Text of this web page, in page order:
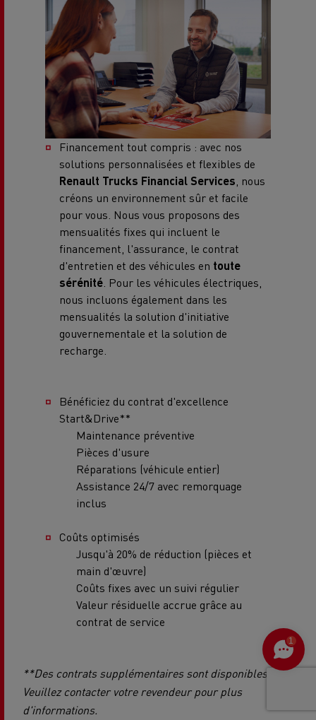
Financement tout compris : avec nos
solutions personnalisées et flexibles de
Renault Trucks Financial Services , nous
créons un environnement sûr et facile
pour vous. Nous vous proposons des
mensualités fixes qui incluent le
financement, l'assurance, le contrat
d'entretien et des véhicules en toute
sérénité . Pour les véhicules électriques,
nous incluons également dans les
mensualités la solution d'initiative
gouvernementale et la solution de
recharge.
Bénéficiez du contrat d'excellence
Start&Drive**
Maintenance préventive
Pièces d'usure
Réparations (véhicule entier)
Assistance 24/7 avec remorquage
inclus
Coûts optimisés
Jusqu'à 20% de réduction (pièces et
main d'œuvre)
Coûts fixes avec un suivi régulier
Valeur résiduelle accrue grâce au
contrat de service
**Des contrats supplémentaires sont disponibles.
Veuillez contacter votre revendeur pour plus
d'informations.
1